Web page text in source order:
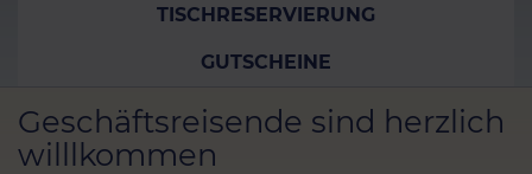
TISCHRESERVIERUNG
GUTSCHEINE
Geschäftsreisende sind herzlich
willlkommen